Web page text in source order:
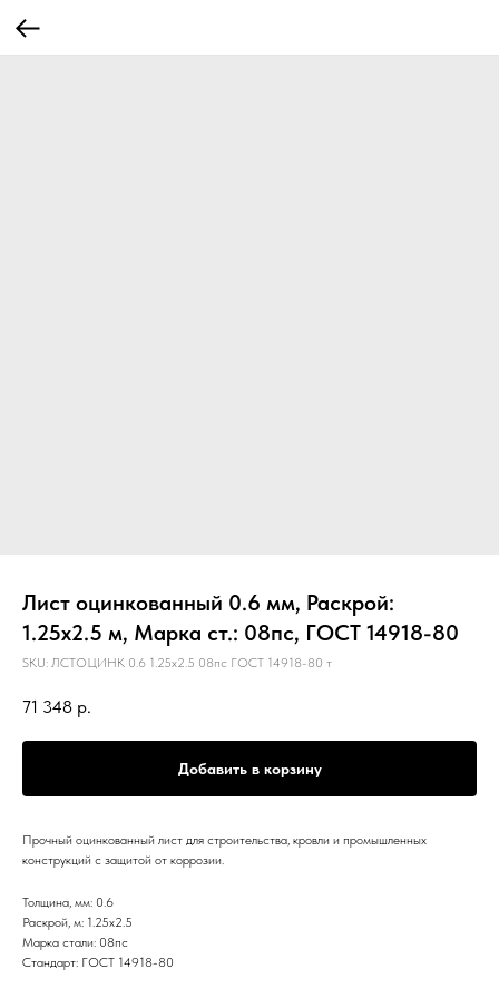
Лист оцинкованный 0.6 мм, Раскрой:
1.25х2.5 м, Марка ст.: 08пс, ГОСТ 14918-80
SKU: ЛСТОЦИНК 0.6 1.25х2.5 08пс ГОСТ 14918-80 т
71 348 р.
Добавить в корзину
Прочный оцинкованный лист для строительства, кровли и промышленных
конструкций с защитой от коррозии.
Толщина, мм: 0.6
Раскрой, м: 1.25х2.5
Марка стали: 08пс
Стандарт: ГОСТ 14918-80